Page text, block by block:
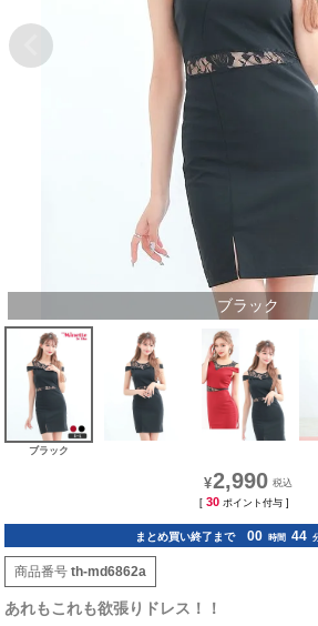
ブラック
ブラック
¥2,990
[ 30 ポイント付与 ]
まとめ買い終了まで 00 時間 44
商品番号 th-md6862a
あれもこれも欲張りドレス！！